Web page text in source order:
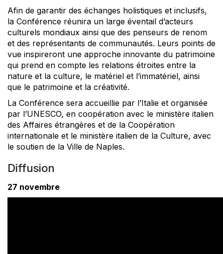
Afin de garantir des échanges holistiques et inclusifs,
la Conférence réunira un large éventail d’acteurs
culturels mondiaux ainsi que des penseurs de renom
et des représentants de communautés. Leurs points de
vue inspireront une approche innovante du patrimoine
qui prend en compte les relations étroites entre la
nature et la culture, le matériel et l’immatériel, ainsi
que le patrimoine et la créativité.
La Conférence sera accueillie par l’Italie et organisée
par l’UNESCO, en coopération avec le ministère italien
des Affaires étrangères et de la Coopération
internationale et le ministère italien de la Culture, avec
le soutien de la Ville de Naples.
Diffusion
27 novembre